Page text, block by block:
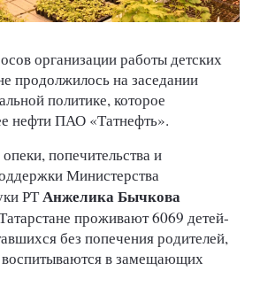
организации работы детских
продолжилось на заседании
политике, которое
нефти ПАО «Татнефть».
попечительства и
Министерства
РТАнжелика Бычкова
проживают 6069 детей-
без попечения родителей,
воспитываются в замещающих